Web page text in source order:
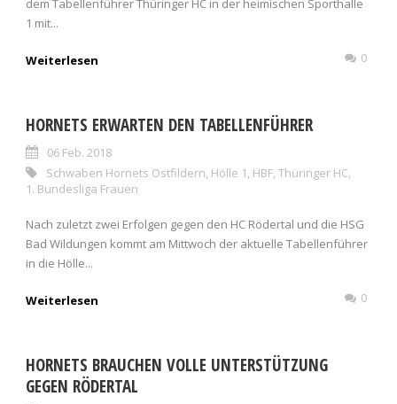
1 mit...
Weiterlesen 0
HORNETS ERWARTEN DEN TABELLENFÜHRER
06 Feb. 2018
Schwaben Hornets Ostfildern Hölle 1 HBF Thüringer HC
1. Bundesliga Frauen
Nach zuletzt zwei Erfolgen gegen den HC Rödertal und die HSG
Bad Wildungen kommt am Mittwoch der aktuelle Tabellenführer
in die Hölle...
Weiterlesen 0
HORNETS BRAUCHEN VOLLE UNTERSTÜTZUNG
GEGEN RÖDERTAL